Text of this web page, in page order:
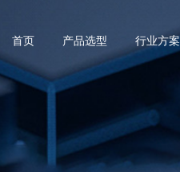
首页 产品选型 行业方案